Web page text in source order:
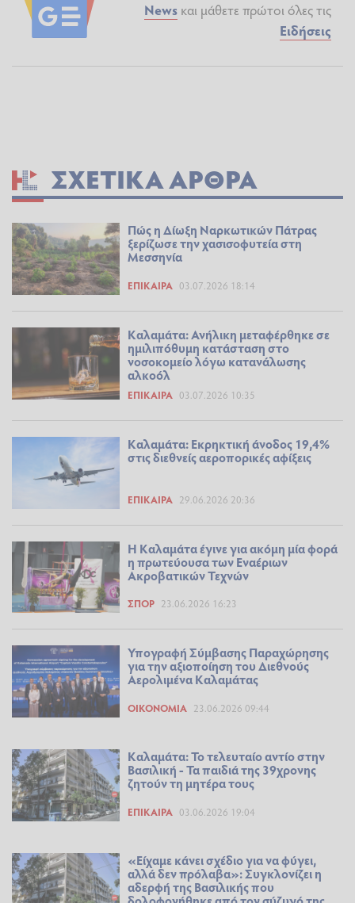
News και μάθετε πρώτοι όλες τις
Ειδήσεις
ΣΧΕΤΙΚΆ ΆΡΘΡΑ
Πώς η Δίωξη Ναρκωτικών Πάτρας
ξερίζωσε την χασισοφυτεία στη
Μεσσηνία
ΕΠΊΚΑΙΡΑ 03.07.2026 18:14
Καλαμάτα: Ανήλικη μεταφέρθηκε σε
ημιλιπόθυμη κατάσταση στο
νοσοκομείο λόγω κατανάλωσης
αλκοόλ
ΕΠΊΚΑΙΡΑ 03.07.2026 10:35
Καλαμάτα: Εκρηκτική άνοδος 19,4%
στις διεθνείς αεροπορικές αφίξεις
ΕΠΊΚΑΙΡΑ 29.06.2026 20:36
Η Καλαμάτα έγινε για ακόμη μία φορά
η πρωτεύουσα των Εναέριων
Ακροβατικών Τεχνών
ΣΠΟΡ 23.06.2026 16:23
Υπογραφή Σύμβασης Παραχώρησης
για την αξιοποίηση του Διεθνούς
Αερολιμένα Καλαμάτας
ΟΙΚΟΝΟΜΊΑ 23.06.2026 09:44
Καλαμάτα: Το τελευταίο αντίο στην
Βασιλική - Τα παιδιά της 39χρονης
ζητούν τη μητέρα τους
ΕΠΊΚΑΙΡΑ 03.06.2026 19:04
«Είχαμε κάνει σχέδιο για να φύγει,
αλλά δεν πρόλαβα»: Συγκλονίζει η
αδερφή της Βασιλικής που